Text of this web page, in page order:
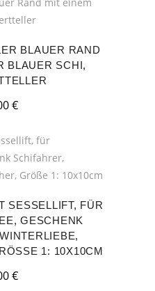
BLAUER RAND
BLAUER SCHI,
€
SESSELLIFT, FÜR
GESCHENK
1: 10X10CM
€